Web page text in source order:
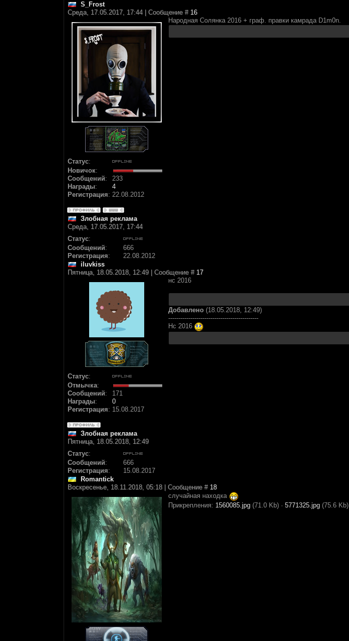
S_Frost
Среда, 17.05.2017, 17:44 | Сообщение # 16
Статус:
Новичок:
Сообщений:
233
Награды:
4
Регистрация: 22.08.2012
Народная Солянка 2016 + граф. правки камрада D1m0n.
Злобная реклама
Среда, 17.05.2017, 17:44
Статус:
Сообщений:
666
Регистрация:
22.08.2012
iluvkiss
Пятница, 18.05.2018, 12:49 | Сообщение # 17
Статус:
Отмычка:
Сообщений:
171
Награды:
0
Регистрация: 15.08.2017
нс 2016
Добавлено (18.05.2018, 12:49)
---------------------------------------------
Нс 2016
Злобная реклама
Пятница, 18.05.2018, 12:49
Статус:
Сообщений:
666
Регистрация:
15.08.2017
Romantick
Воскресенье, 18.11.2018, 05:18 | Сообщение # 18
случайная находка
Прикрепления: 1560085.jpg (71.0 Kb) · 5771325.jpg (75.6 Kb)